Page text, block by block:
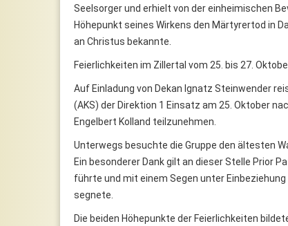
Seelsorger und erhielt von der einheimischen
Höhepunkt seines Wirkens den Märtyrertod in
an Christus bekannte.
Feierlichkeiten im Zillertal vom 25. bis 27.
Auf Einladung von Dekan Ignatz Steinwender
(AKS) der Direktion 1 Einsatz am 25. Oktober
Engelbert Kolland teilzunehmen.
Unterwegs besuchte die Gruppe den ältesten
Ein besonderer Dank gilt an dieser Stelle Prior
führte und mit einem Segen unter
segnete.
Die beiden Höhepunkte der Feierlichkeiten